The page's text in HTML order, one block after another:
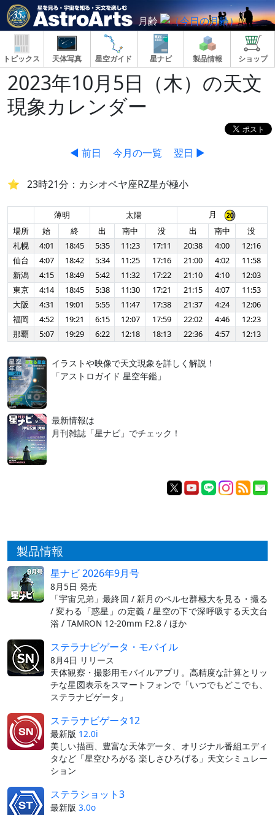
月齢
トピックス 天体写真 星空ガイド 星ナビ 製品情報 ショップ
2023年10月5日（木）の天文
現象カレンダー
◀ 前日 今月の一覧 翌日 ▶
23時21分：カシオペヤ座RZ星が極小
薄明 太陽
月
場所
始 終 出 南中 没 出 南中
没
札幌
4:01 18:45 5:35 11:23 17:11 20:38 4:00
12:16
仙台
4:07 18:42 5:34 11:25 17:16 21:00 4:02
11:58
新潟
4:15 18:49 5:42 11:32 17:22 21:10 4:10
12:03
東京
4:14 18:45 5:38 11:30 17:21 21:15 4:07
11:53
大阪
4:31 19:01 5:55 11:47 17:38 21:37 4:24
12:06
福岡
4:52 19:21 6:15 12:07 17:59 22:02 4:46
12:23
那覇
5:07 19:29 6:22 12:18 18:13 22:36 4:57 12:13
イラストや映像で天文現象を詳しく解説！
「アストロガイド 星空年鑑」
最新情報は
月刊雑誌「星ナビ」でチェック！
製品情報
星ナビ 2026年9月号
8月5日 発売
「宇宙兄弟」最終回 / 新月のペルセ群極大を見る・撮る
/ 変わる「惑星」の定義 / 星空の下で深呼吸する天文台
浴 / TAMRON 12-20mm F2.8 / ほか
ステラナビゲータ・モバイル
8月4日 リリース
天体観察・撮影用モバイルアプリ。高精度な計算とリッ
チな星図表示をスマートフォンで「いつでもどこでも、
ステラナビゲータ」
ステラナビゲータ12
最新版 12.0i
美しい描画、豊富な天体データ、オリジナル番組エディ
タなど「星空ひろがる 楽しさひろげる」天文シミュレー
ション
ステラショット3
最新版 3.0o